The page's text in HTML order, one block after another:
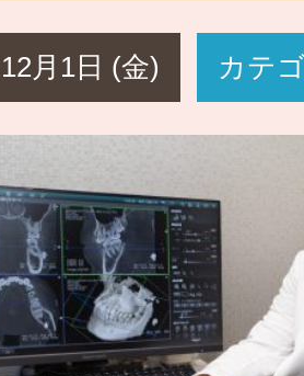
月1日 (金) カテ